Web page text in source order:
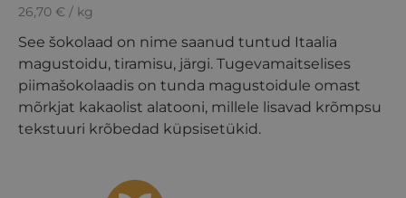
26,70 € / kg
See šokolaad on nime saanud tuntud Itaalia
magustoidu, tiramisu, järgi. Tugevamaitselises
piimašokolaadis on tunda magustoidule omast
mõrkjat kakaolist alatooni, millele lisavad krõmpsu
tekstuuri krõbedad küpsisetükid.